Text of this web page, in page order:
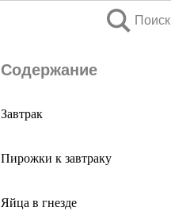
Поиск
Содержание
Завтрак
Пирожки к завтраку
Яйца в гнезде